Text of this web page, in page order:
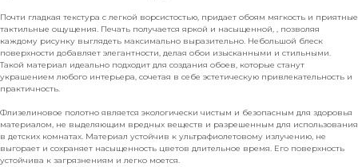
Почти гладкая текстура с легкой ворсистостью, придает обоям мягкость и приятные
тактильные ощущения. Печать получается яркой и насыщенной, , позволяя
каждому рисунку выглядеть максимально выразительно. Небольшой блеск
поверхности добавляет элегантности, делая обои изысканными и стильными.
Такой материал идеально подходит для создания обоев, которые станут
украшением любого интерьера, сочетая в себе эстетическую привлекательность и
практичность.
Флизелиновое полотно является экологически чистым и безопасным для здоровья
материалом, не выделяющим вредных веществ и разрешенным для использования
в детских комнатах. Материал устойчив к ультрафиолетовому излучению, не
выгорает и сохраняет насыщенность цветов длительное время. Его поверхность
устойчива к загрязнениям и легко моется.